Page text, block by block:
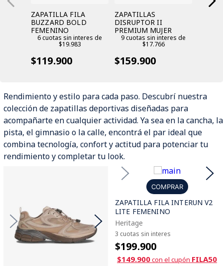
ZAPATILLA FILA
BUZZARD BOLD
FEMENINO
6 cuotas sin interes de
$19.983
$119.900
ZAPATILLAS
DISRUPTOR II
PREMIUM MUJER
9 cuotas sin interes de
$17.766
$159.900
Rendimiento y estilo para cada paso. Descubrí nuestra
colección de zapatillas deportivas diseñadas para
acompañarte en cualquier actividad. Ya sea en la cancha, la
pista, el gimnasio o la calle, encontrá el par ideal que
combina tecnología, confort y actitud para potenciar tu
rendimiento y completar tu look.
COMPRAR
ZAPATILLA FILA INTERUN V2
LITE FEMENINO
Heritage
3 cuotas sin interes
$199.900
$149.900con el cupón FILA50